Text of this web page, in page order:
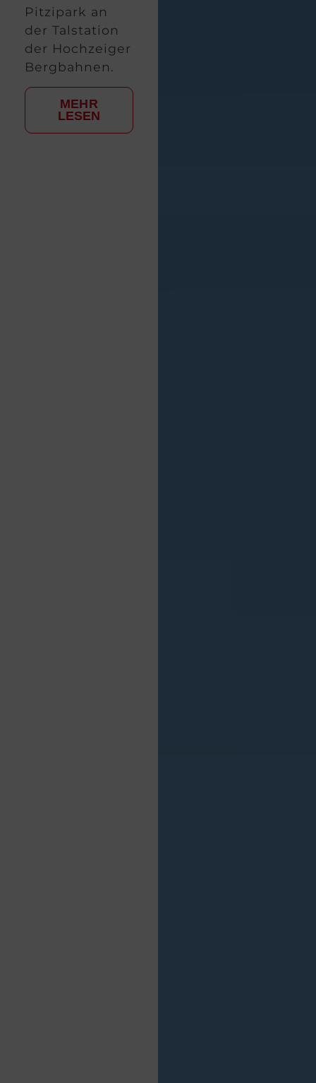
Pitzipark an
der Talstation
der Hochzeiger
Bergbahnen.
MEHR
LESEN